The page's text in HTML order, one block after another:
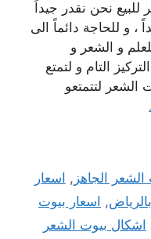
نحن نقدر جيداً
، و للحاجة دائماً الى
و الشعر و
التام و لتمتع
الشعر لتتمتعو
الشعر الجاهز , اسعار
, اسعار بيوت
اشكال بيوت الشعر